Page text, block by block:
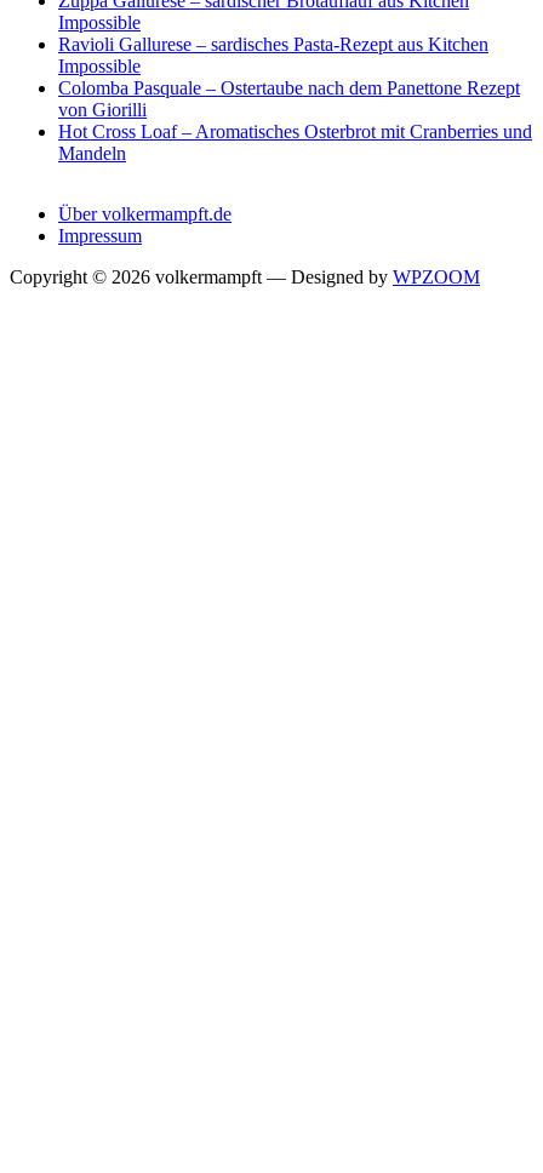
Impossible
Ravioli Gallurese – sardisches Pasta-Rezept aus Kitchen
Impossible
Colomba Pasquale – Ostertaube nach dem Panettone Rezept
von Giorilli
Hot Cross Loaf – Aromatisches Osterbrot mit Cranberries und
Mandeln
Über volkermampft.de
Impressum
Copyright © 2026 volkermampft — Designed by WPZOOM